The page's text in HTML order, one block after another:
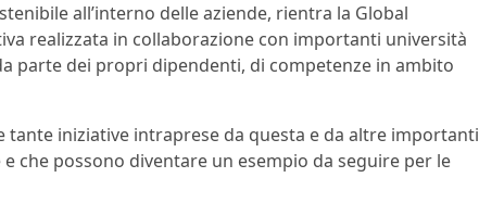
all’interno delle aziende, rientra la Global
realizzata in collaborazione con importanti università
parte dei propri dipendenti, di competenze in ambito
tante iniziative intraprese da questa e da altre importanti
che possono diventare un esempio da seguire per le